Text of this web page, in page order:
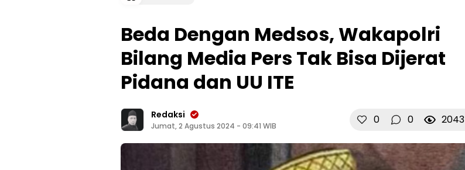
Beda Dengan Medsos, Wakapolri
Bilang Media Pers Tak Bisa Dijerat
Pidana dan UU ITE
Redaksi
Jumat, 2 Agustus 2024 - 09:41 WIB 0 0 2043